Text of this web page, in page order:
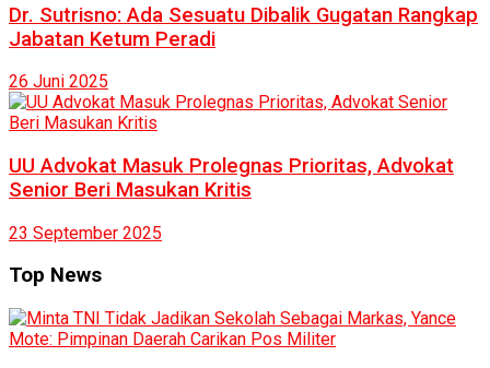
Dr. Sutrisno: Ada Sesuatu Dibalik Gugatan Rangkap
Jabatan Ketum Peradi
26 Juni 2025
UU Advokat Masuk Prolegnas Prioritas, Advokat
Senior Beri Masukan Kritis
23 September 2025
Top News